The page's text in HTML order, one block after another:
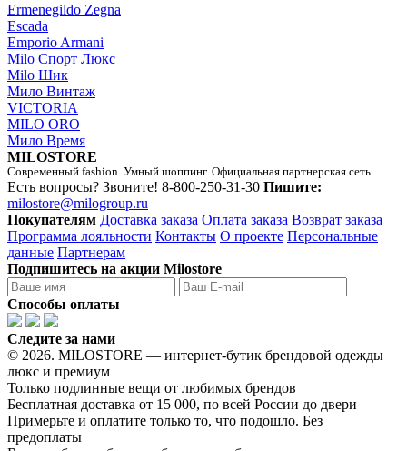
Ermenegildo Zegna
Escada
Emporio Armani
Milo Спорт Люкс
Milo Шик
Мило Винтаж
VICTORIA
MILO ORO
Мило Время
MILOSTORE
Современный fashion. Умный шоппинг. Официальная партнерская сеть.
Есть вопросы? Звоните! 8-800-250-31-30 Пишите:
milostore@milogroup.ru
Покупателям Доставка заказа Оплата заказа Возврат заказа
Программа лояльности Контакты О проекте Персональные
данные Партнерам
Подпишитесь на акции Milostore
Способы оплаты
Следите за нами
© 2026. MILOSTORE — интернет-бутик брендовой одежды
люкс и премиум
Только подлинные вещи от любимых брендов
Бесплатная доставка от 15 000, по всей России до двери
Примерьте и оплатите только то, что подошло. Без
предоплаты